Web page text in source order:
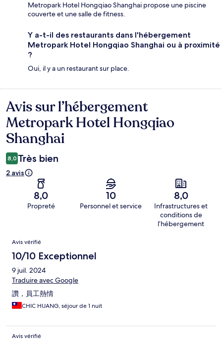
Metropark Hotel Hongqiao Shanghai propose une piscine
couverte et une salle de fitness.
Y a-t-il des restaurants dans l'hébergement
Metropark Hotel Hongqiao Shanghai ou à proximité
?
Oui, il y a un restaurant sur place.
Avis
Avis sur l’hébergement
Metropark Hotel Hongqiao
Shanghai
8,0 Très bien
2 avis
8,0
Propreté
10
Personnel et service
8,0
Infrastructures et
conditions de
l’hébergement
Avis
Avis vérifié
10/10 Exceptionnel
9 juil. 2024
Traduire avec Google
讚，員工熱情
CHIC HUANG, séjour de 1 nuit
Avis vérifié